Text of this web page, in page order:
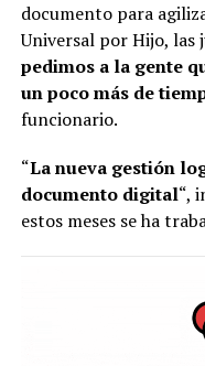
documento para
Universal por Hijo, las
pedimos a la gente
un poco más de
funcionario.
“La nueva gestión
documento digital“,
estos meses se ha